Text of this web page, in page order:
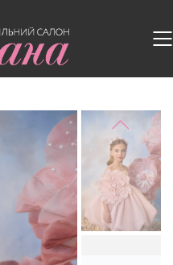
сукня 3741